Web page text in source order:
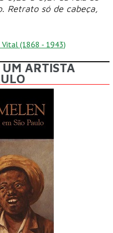
Retrato só de cabeça,
Vital (1868 - 1943)
ARTISTA